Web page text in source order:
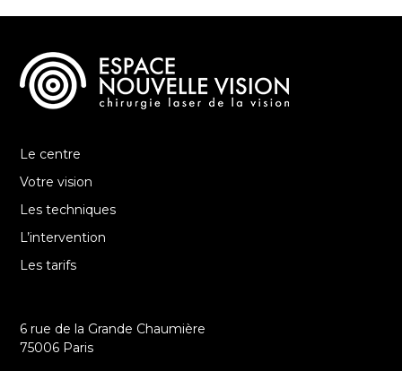
Le centre
Votre vision
Les techniques
L’intervention
Les tarifs
6 rue de la Grande Chaumière
75006 Paris